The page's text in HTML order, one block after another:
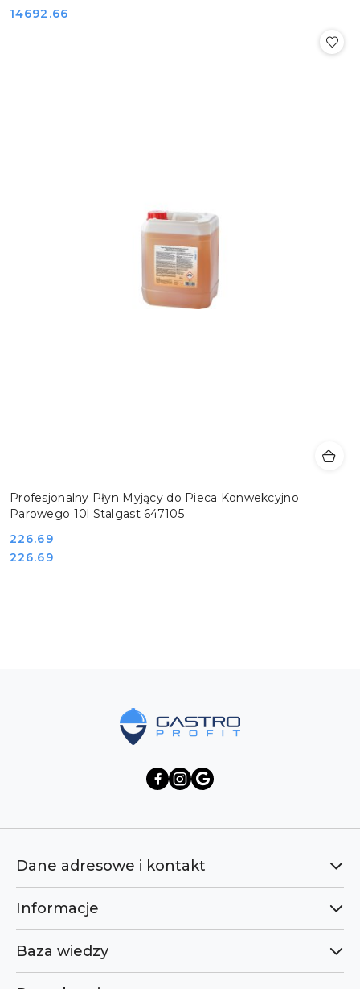
Cena:
14692.66
Profesjonalny Płyn Myjący do Pieca Konwekcyjno
Parowego 10l Stalgast 647105
Cena:
226.69
Cena:
226.69
Dane adresowe i kontakt
Informacje
Baza wiedzy